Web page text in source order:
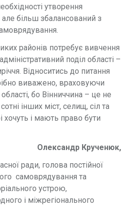
утворення
більш збалансований з
районів потребує вивчення
поділ області –
Відноситись до питання
виважено, враховуючи
бо Вінниччина – це не
інших міст, селищ, сіл та
хочуть і мають право бути
Олександр Крученюк,
ради, голова постійної
самоврядування та
устрою,
і міжрегіонального